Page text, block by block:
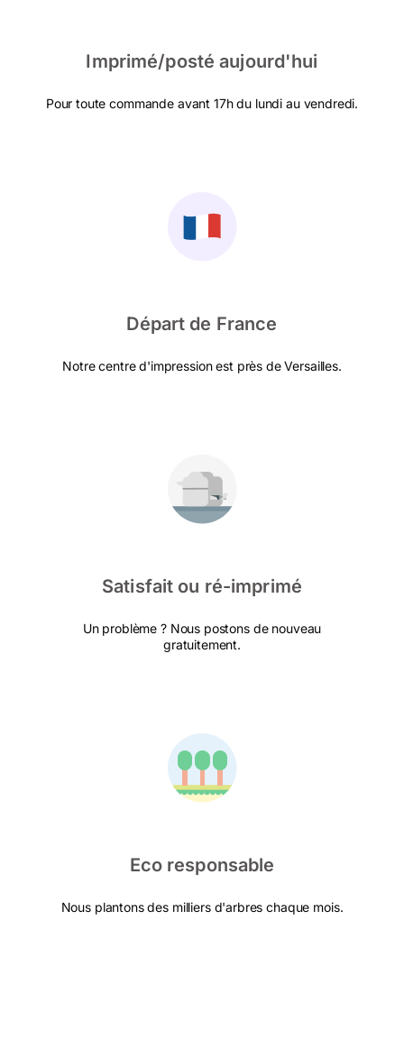
Imprimé/posté aujourd'hui
Pour toute commande avant 17h du lundi au vendredi.
Départ de France
Notre centre d'impression est près de Versailles.
Satisfait ou ré-imprimé
Un problème ? Nous postons de nouveau
gratuitement.
Eco responsable
Nous plantons des milliers d'arbres chaque mois.